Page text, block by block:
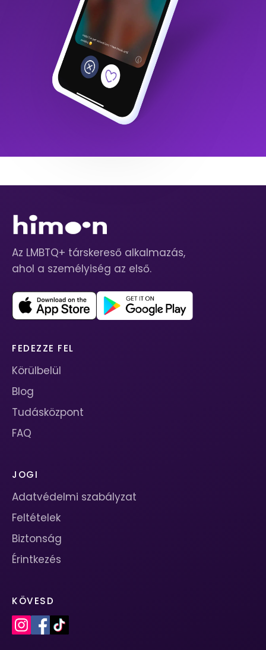
Az LMBTQ+ társkereső alkalmazás,
ahol a személyiség az első.
FEDEZZE FEL
Körülbelül
Blog
Tudásközpont
FAQ
JOGI
Adatvédelmi szabályzat
Feltételek
Biztonság
Érintkezés
KÖVESD